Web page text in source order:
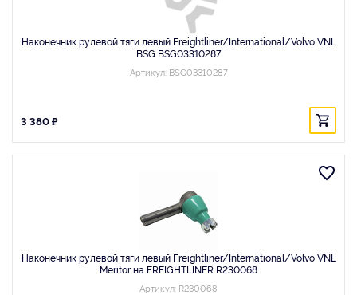
Наконечник рулевой тяги левый Freightliner/International/Volvo VNL
BSG BSG03310287
Артикул: BSG03310287
3 380 ₽
Наконечник рулевой тяги левый Freightliner/International/Volvo VNL
Meritor на FREIGHTLINER R230068
Артикул: R230068